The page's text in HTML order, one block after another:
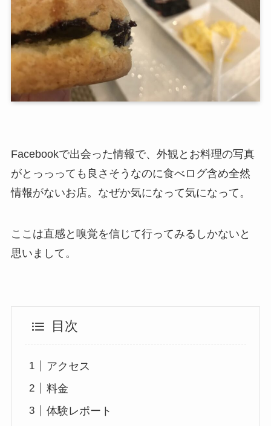
Facebookで出会った情報で、外観とお料理の写真
がとっっっても良さそうなのに食べログ含め全然
情報がないお店。なぜか気になって気になって。
ここは直感と嗅覚を信じて行ってみるしかないと
思いまして。
目次
アクセス
料金
体験レポート